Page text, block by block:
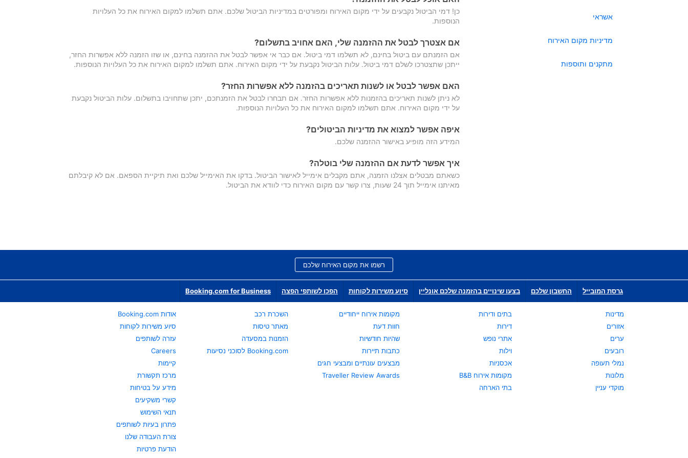
אשראי
מדיניות מקום האירוח
מתקנים ותוספות
כן! דמי הביטול נקבעים על ידי מקום האירוח ומפורטים במדיניות הביטול שלכם. אתם תשלמו למקום האירוח את כל העלויות
הנוספות.
אם אצטרך לבטל את ההזמנה שלי, האם אחויב בתשלום?
אם הזמנתם עם ביטול בחינם, לא תשלמו דמי ביטול. אם כבר אי אפשר לבטל את ההזמנה בחינם, או שזו הזמנה ללא אפשרות החזר,
ייתכן שתצטרכו לשלם דמי ביטול. עלות הביטול נקבעת על ידי מקום האירוח. אתם תשלמו למקום האירוח את כל העלויות הנוספות.
האם אפשר לבטל או לשנות תאריכים בהזמנה ללא אפשרות החזר?
לא ניתן לשנות תאריכים בהזמנות ללא אפשרות החזר. אם תבחרו לבטל את הזמנתכם, יתכן שתחויבו בתשלום. עלות הביטול נקבעת
על ידי מקום האירוח. אתם תשלמו למקום האירוח את כל העלויות הנוספות.
איפה אפשר למצוא את מדיניות הביטולים?
המידע הזה מופיע באישור ההזמנה שלכם.
איך אפשר לדעת אם ההזמנה שלי בוטלה?
כשאתם מבטלים אצלנו הזמנה, אתם מקבלים אימייל לאישור הביטול. בדקו את האימייל שלכם ואת תיקיית הספאם. אם לא קיבלתם
מאיתנו אימייל תוך 24 שעות, צרו קשר עם מקום האירוח כדי לוודא את הביטול.
רשמו את מקום האירוח שלכם
גרסת המובייל החשבון שלכם בצעו שינויים בהזמנה שלכם אונליין סיוע משירות לקוחות הפכו לשותפי הפצה Booking.com for Business
מדינות
אזורים
ערים
רובעים
נמלי תעופה
מלונות
מוקדי עניין
בתים ודירות
דירות
אתרי נופש
וילות
אכסניות
מקומות אירוח B&B
בתי הארחה
מקומות אירוח ייחודיים
חוות דעת
שהיות חודשיות
כתבות תיירות
מבצעים עונתיים ומבצעי חגים
Traveller Review Awards
השכרת רכב
מאתר טיסות
הזמנות במסעדה
Booking.com לסוכני נסיעות
אודות Booking.com
סיוע משירות לקוחות
עזרה לשותפים
Careers
קיימות
מרכז תקשורת
מידע על בטיחות
קשרי משקיעים
תנאי השימוש
פתרון בעיות לשותפים
צורת העבודה שלנו
הודעת פרטיות